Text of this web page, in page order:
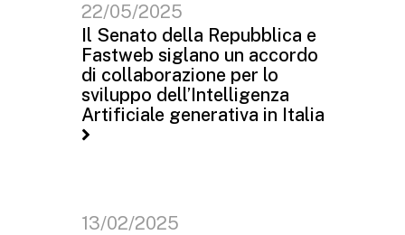
22/05/2025
Il Senato della Repubblica e
Fastweb siglano un accordo
di collaborazione per lo
sviluppo dell’Intelligenza
Artificiale generativa in Italia
13/02/2025